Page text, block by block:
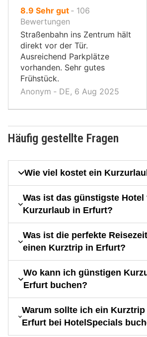
8.9 von
10,
Sehr gut ‐ 106
Bewertungen
Straßenbahn ins Zentrum hält
direkt vor der Tür.
Ausreichend Parkplätze
vorhanden. Sehr gutes
Frühstück.
Anonym ‐ DE, 6 Aug 2025
Häufig gestellte Fragen
Wie viel kostet ein
Was ist das günstigste Hotel
Kurzurlaub in Erfurt?
Was ist die perfekte
einen Kurztrip in Erfurt?
Wo kann ich günstigen
Erfurt buchen?
Warum sollte ich ein
Erfurt bei HotelSpecials